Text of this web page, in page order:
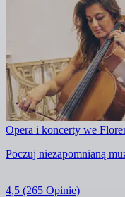
Opera i koncerty we
Poczuj niezapomnianą
4,5 (265 Opinie)